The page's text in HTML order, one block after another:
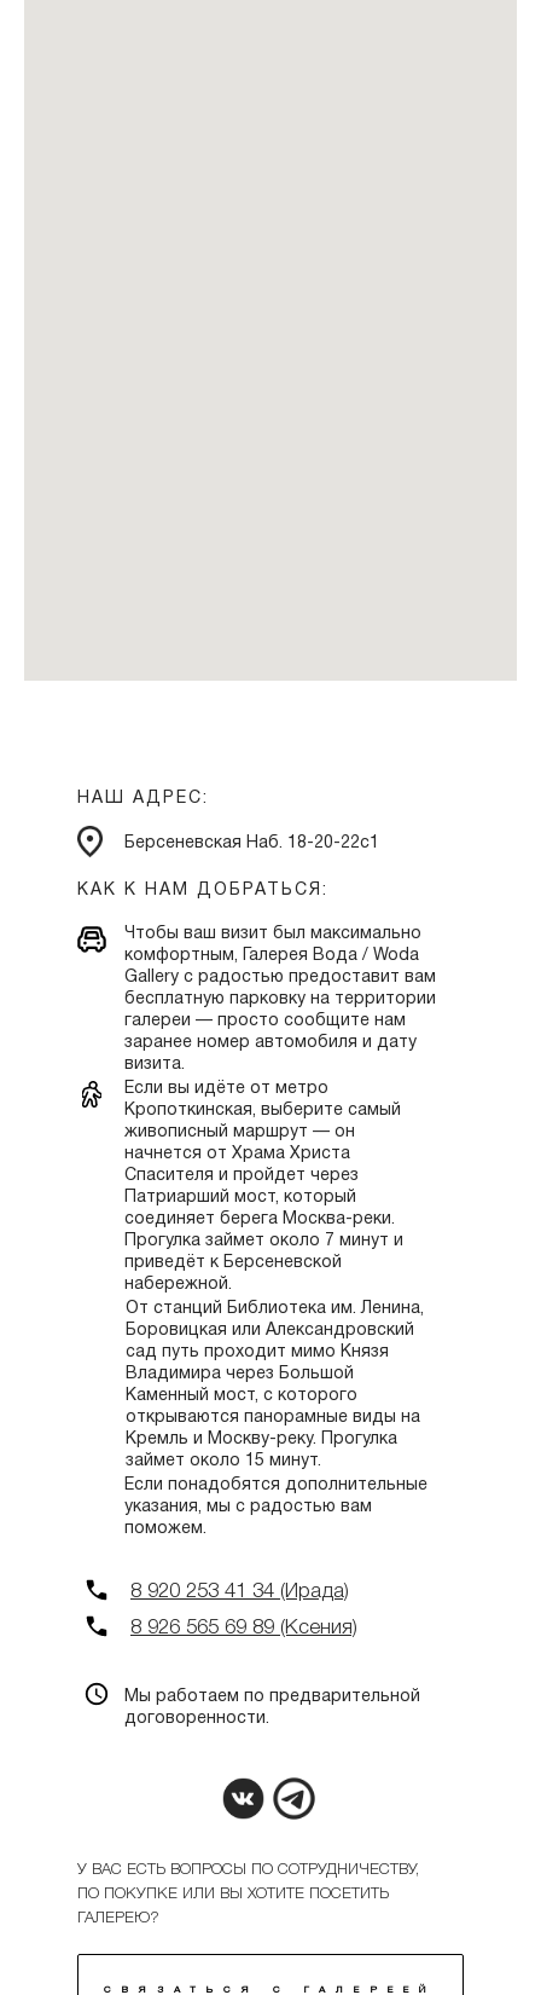
8 920 253 41 34 (Ирада)
8 926 565 69 89 (Ксения)
У ВАС ЕСТЬ ВОПРОСЫ ПО СОТРУДНИЧЕСТВУ,
ПО ПОКУПКЕ ИЛИ ВЫ ХОТИТЕ ПОСЕТИТЬ
ГАЛЕРЕЮ?
Берсеневская Наб. 18-20-22с1
НАШ АДРЕС:
КАК К НАМ ДОБРАТЬСЯ:
Чтобы ваш визит был максимально
комфортным, Галерея Вода / Woda
Gallery с радостью предоставит вам
бесплатную парковку на территории
галереи — просто сообщите нам
заранее номер автомобиля и дату
визита.
Если вы идёте от метро
Кропоткинская, выберите самый
живописный маршрут — он
начнется от Храма Христа
Спасителя и пройдет через
Патриарший мост, который
соединяет берега Москва-реки.
Прогулка займет около 7 минут и
приведёт к Берсеневской
набережной.
СВЯЗАТЬСЯ С ГАЛЕРЕЕЙ
От станций Библиотека им. Ленина,
Боровицкая или Александровский
сад путь проходит мимо Князя
Владимира через Большой
Каменный мост, с которого
открываются панорамные виды на
Кремль и Москву-реку. Прогулка
займет около 15 минут.
Если понадобятся дополнительные
указания, мы с радостью вам
поможем.
Мы работаем по предварительной
договоренности.